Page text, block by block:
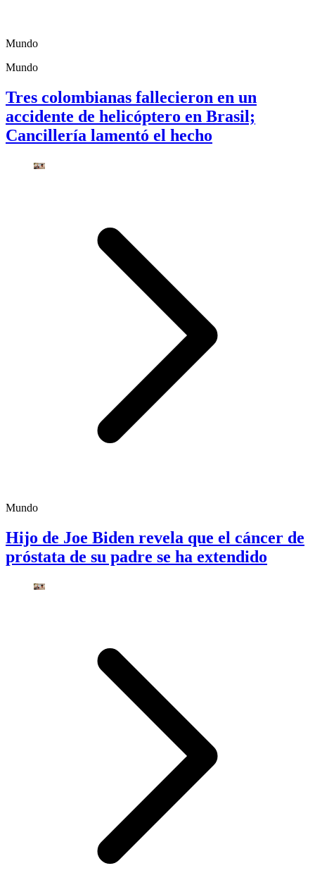
Mundo
Mundo
Tres colombianas fallecieron en un
accidente de helicóptero en Brasil;
Cancillería lamentó el hecho
Mundo
Hijo de Joe Biden revela que el cáncer de
próstata de su padre se ha extendido